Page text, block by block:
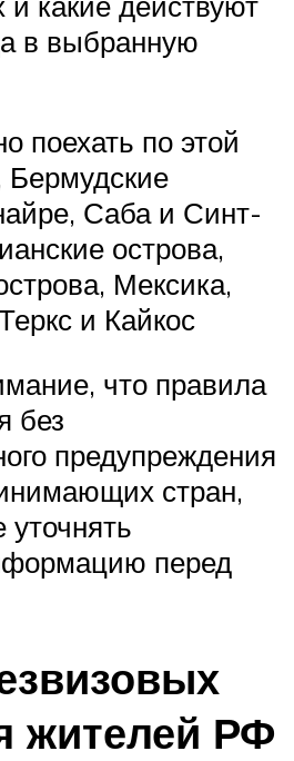
в выбранную
поехать по этой
Бермудские
Саба и Синт-
острова,
Мексика,
и Кайкос
что правила
без
предупреждения
стран,
перед
жителей РФ